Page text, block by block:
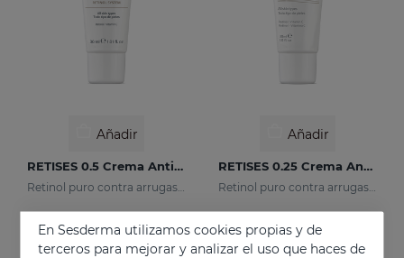
Añadir
RETISES 0.5 Crema Antiarrugas Regeneradora
Añadir
RETISES 0.25 Crema Antiarrugas Regeneradora
Retinol puro contra arrugas y manchas
En Sesderma utilizamos cookies propias y de
terceros para mejorar y analizar el uso que haces de